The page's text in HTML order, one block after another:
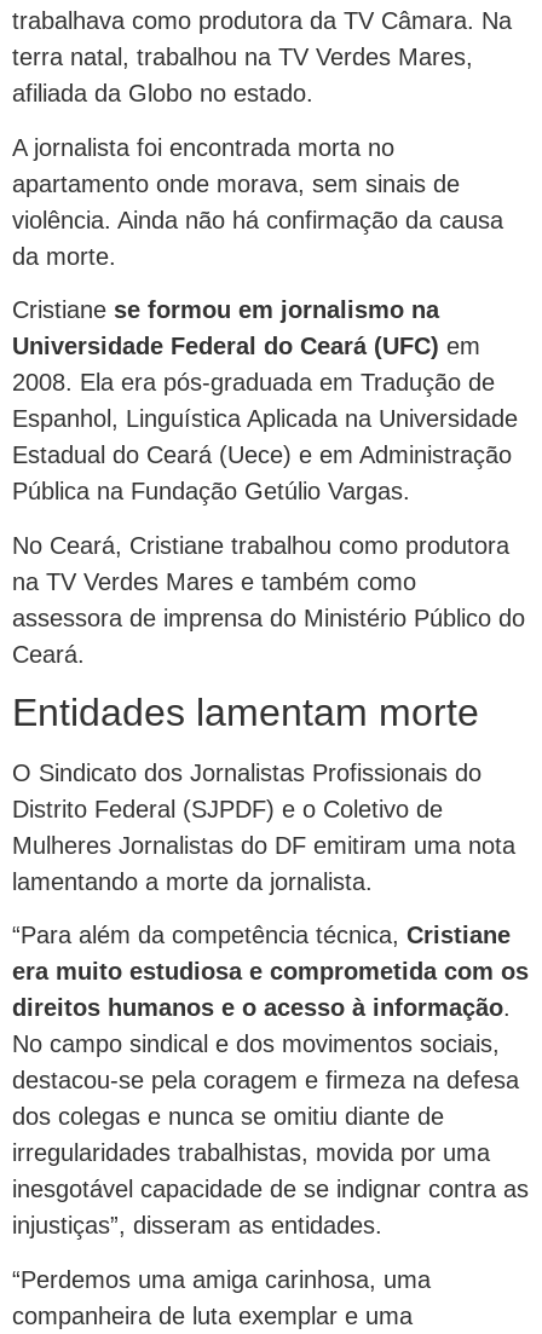
trabalhava como produtora da TV Câmara. Na
terra natal, trabalhou na TV Verdes Mares,
afiliada da Globo no estado.
A jornalista foi encontrada morta no
apartamento onde morava, sem sinais de
violência. Ainda não há confirmação da causa
da morte.
Cristiane se formou em jornalismo na
Universidade Federal do Ceará (UFC) em
2008. Ela era pós-graduada em Tradução de
Espanhol, Linguística Aplicada na Universidade
Estadual do Ceará (Uece) e em Administração
Pública na Fundação Getúlio Vargas.
No Ceará, Cristiane trabalhou como produtora
na TV Verdes Mares e também como
assessora de imprensa do Ministério Público do
Ceará.
Entidades lamentam morte
O Sindicato dos Jornalistas Profissionais do
Distrito Federal (SJPDF) e o Coletivo de
Mulheres Jornalistas do DF emitiram uma nota
lamentando a morte da jornalista.
“Para além da competência técnica, Cristiane
era muito estudiosa e comprometida com os
direitos humanos e o acesso à informação.
No campo sindical e dos movimentos sociais,
destacou-se pela coragem e firmeza na defesa
dos colegas e nunca se omitiu diante de
irregularidades trabalhistas, movida por uma
inesgotável capacidade de se indignar contra as
injustiças”, disseram as entidades.
“Perdemos uma amiga carinhosa, uma
companheira de luta exemplar e uma